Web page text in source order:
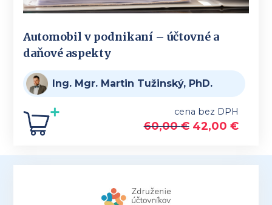
Automobil v podnikaní – účtovné a
daňové aspekty
Ing. Mgr. Martin Tužinský, PhD.
cena bez DPH
60,00€ 42,00 €